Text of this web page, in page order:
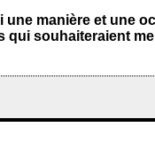
manière et une
qui souhaiteraient